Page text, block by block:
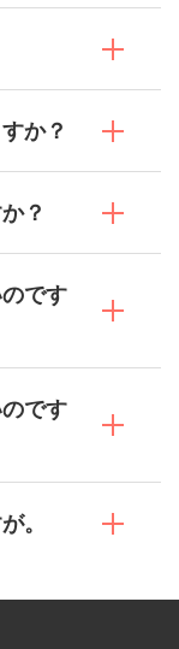
か？
？
です
です
。